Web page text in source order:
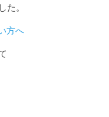
。
方へ